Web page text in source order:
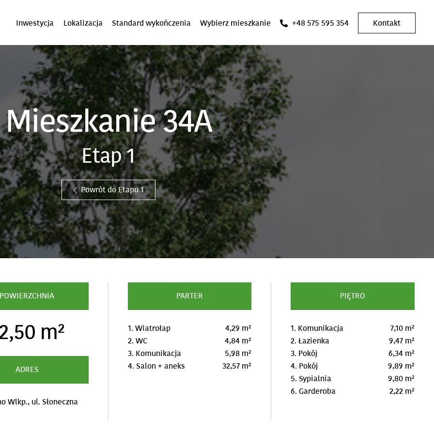
Inwestycja Lokalizacja Standard wykończenia Wybierz mieszkanie +48 575 595 354 Kontakt
Mieszkanie 34A
Etap 1
Powrót do Etapu 1
POWIERZCHNIA
m²
ADRES
Wlkp., ul. Słoneczna
PARTER
1. Wiatrołap
2. WC
3. Komunikacja
4. Salon + aneks
4,29 m²
4,84 m²
5,98 m²
32,57 m²
PIĘTRO
1. Komunikacja
2. Łazienka
3. Pokój
4. Pokój
5. Sypialnia
6. Garderoba
7,10 m²
9,47 m²
6,34 m²
9,89 m²
9,80 m²
2,22 m²